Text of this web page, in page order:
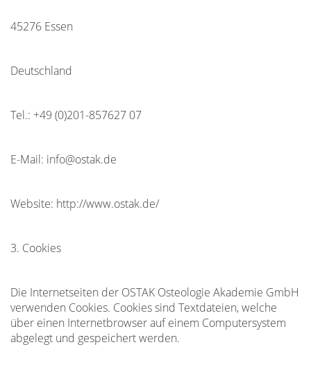
45276 Essen
Deutschland
Tel.: +49 (0)201-857627 07
E-Mail: info@ostak.de
Website: http://www.ostak.de/
3. Cookies
Die Internetseiten der OSTAK Osteologie Akademie GmbH
verwenden Cookies. Cookies sind Textdateien, welche
über einen Internetbrowser auf einem Computersystem
abgelegt und gespeichert werden.